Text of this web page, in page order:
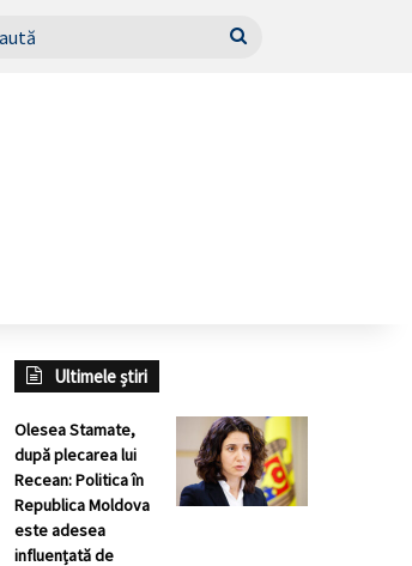
Caută
Ultimele știri
Olesea Stamate,
după plecarea lui
Recean: Politica în
Republica Moldova
este adesea
influențată de